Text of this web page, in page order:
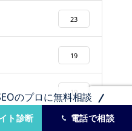
のプロに無料相談
ト診断 電話で相談
23
19
19